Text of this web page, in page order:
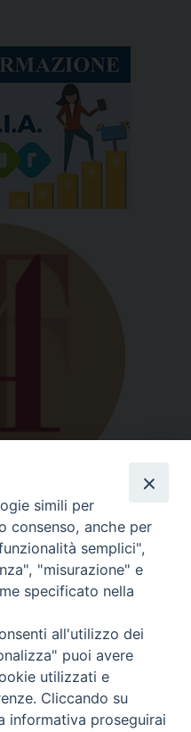
simili per
consenso, anche per
semplici",
"misurazione" e
specificato nella
all'utilizzo dei
puoi avere
utilizzati e
Cliccando su
informativa proseguirai